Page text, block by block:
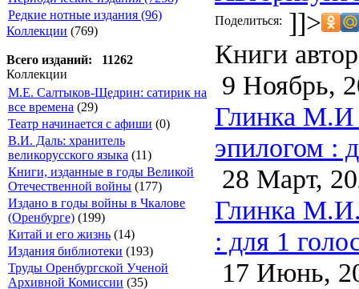
Редкие нотные издания (96)
Коллекции (769)
Всего изданий: 11262
Коллекции
М.Е. Салтыков-Щедрин: сатирик на
все времена (29)
Театр начинается с афиши (0)
В.И. Даль: хранитель
великорусского языка (11)
Книги, изданные в годы Великой
Отечественной войны (177)
Издано в годы войны в Чкалове
(Оренбурге) (199)
Китай и его жизнь (14)
Издания библиотеки (193)
Труды Оренбургской Ученой
Архивной Комиссии (35)
Поделиться: ]]>
Книги
9 Ноябрь,
Глинка М.И
эпилогом :
28 Март,
Глинка
: для 1
17 Июнь,